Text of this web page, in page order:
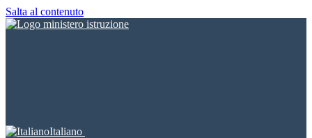
Salta al contenuto
Italiano